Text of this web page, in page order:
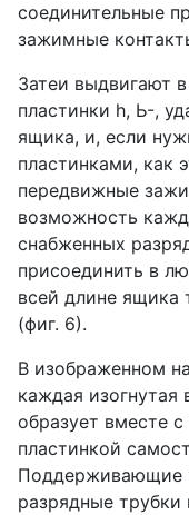
соединительные
зажимные
Затеи выдвигают
пластинки h, Ь-,
ящика, и, если
пластинками, как
передвижные
возможность
снабженных
присоединить в
всей длине
(фиг. 6).
В изображенном
каждая изогнутая
образует вместе
пластинкой
Поддерживающие
разрядные трубки